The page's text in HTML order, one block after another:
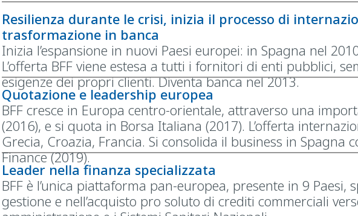
Resilienza durante le crisi, inizia il processo di
trasformazione in banca
Inizia l’espansione in nuovi Paesi europei: in Spagna nel
L’offerta BFF viene estesa a tutti i fornitori di enti pubblici,
esigenze dei propri clienti. Diventa banca nel 2013.
Quotazione e leadership europea
BFF cresce in Europa centro-orientale, attraverso una
(2016), e si quota in Borsa Italiana (2017). L’offerta
Grecia, Croazia, Francia. Si consolida il business in Spagna
Finance (2019).
Leader nella finanza specializzata
BFF è l’unica piattaforma pan-europea, presente in 9 Paesi,
gestione e nell’acquisto pro soluto di crediti commerciali